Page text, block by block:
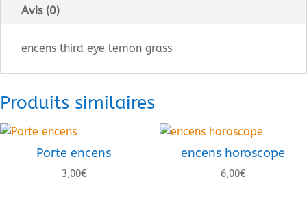
Avis (0)
encens third eye lemon grass
Produits similaires
Porte encens
3,00€
encens horoscope
6,00€